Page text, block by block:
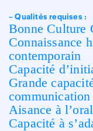
– Qualités requises :
Bonne Culture
Connaissance
contemporain
Capacité
Grande
communication
Aisance à
Capacité à